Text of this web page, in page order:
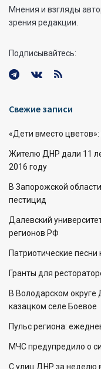
Мнения и взгляды
зрения редакции.
Подписывайтесь:
Свежие записи
«Дети вместо
Жителю ДНР дали 11
2016 году
В Запорожской
пестицид
Далевский
регионов РФ
Патриотические
Гранты для
В Володарском округе
казацком селе Боевое
Пульс региона:
МЧС предупредило о
С улиц ДНР за неделю